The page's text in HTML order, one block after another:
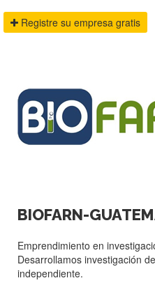
Registre su empresa gratis
BIOFARN-
Emprendimiento en
Desarrollamos investigación
independiente.